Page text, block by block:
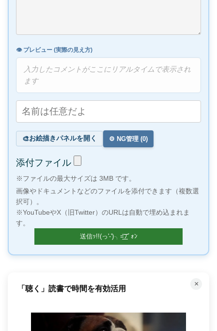
👁️ プレビュー (実際の見え方)
入力したコメントがここにリアルタイムで表示され
ます
🎨お絵描きパネルを開く ⚙️ NG管理 (0)
添付ファイル
※ファイルの最大サイズは 3MB です。
画像やドキュメントなどのファイルを添付できます（複数選
択可）。
※YouTubeやX（旧Twitter）のURLは自動で埋め込まれま
す。
×
「聴く」読書で時間を有効活用